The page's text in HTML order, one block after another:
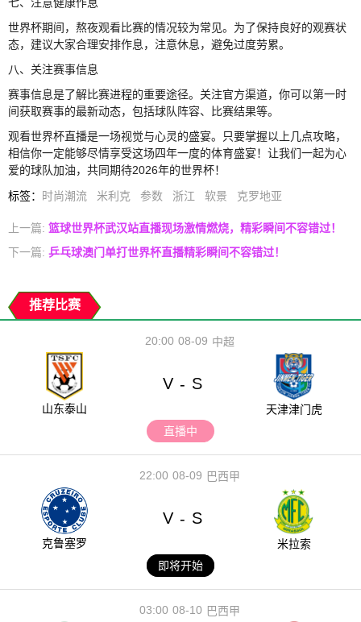
世界杯期间，熬夜观看比赛的情况较为常见。为了保持良好的观赛状
态，建议大家合理安排作息，注意休息，避免过度劳累。
八、关注赛事信息
赛事信息是了解比赛进程的重要途径。关注官方渠道，你可以第一时
间获取赛事的最新动态，包括球队阵容、比赛结果等。
观看世界杯直播是一场视觉与心灵的盛宴。只要掌握以上几点攻略，
相信你一定能够尽情享受这场四年一度的体育盛宴！让我们一起为心
爱的球队加油，共同期待2026年的世界杯！
标签： 时尚潮流 米利克 参数 浙江 软景 克罗地亚
上一篇: 篮球世界杯武汉站直播现场激情燃烧，精彩瞬间不容错过！
下一篇: 乒乓球澳门单打世界杯直播精彩瞬间不容错过！
推荐比赛
08-09
20:00 中超
山东泰山
V - S
天津津门虎
直播中
08-09
22:00 巴西甲
克鲁塞罗
V - S
米拉索
即将开始
08-10
03:00 巴西甲